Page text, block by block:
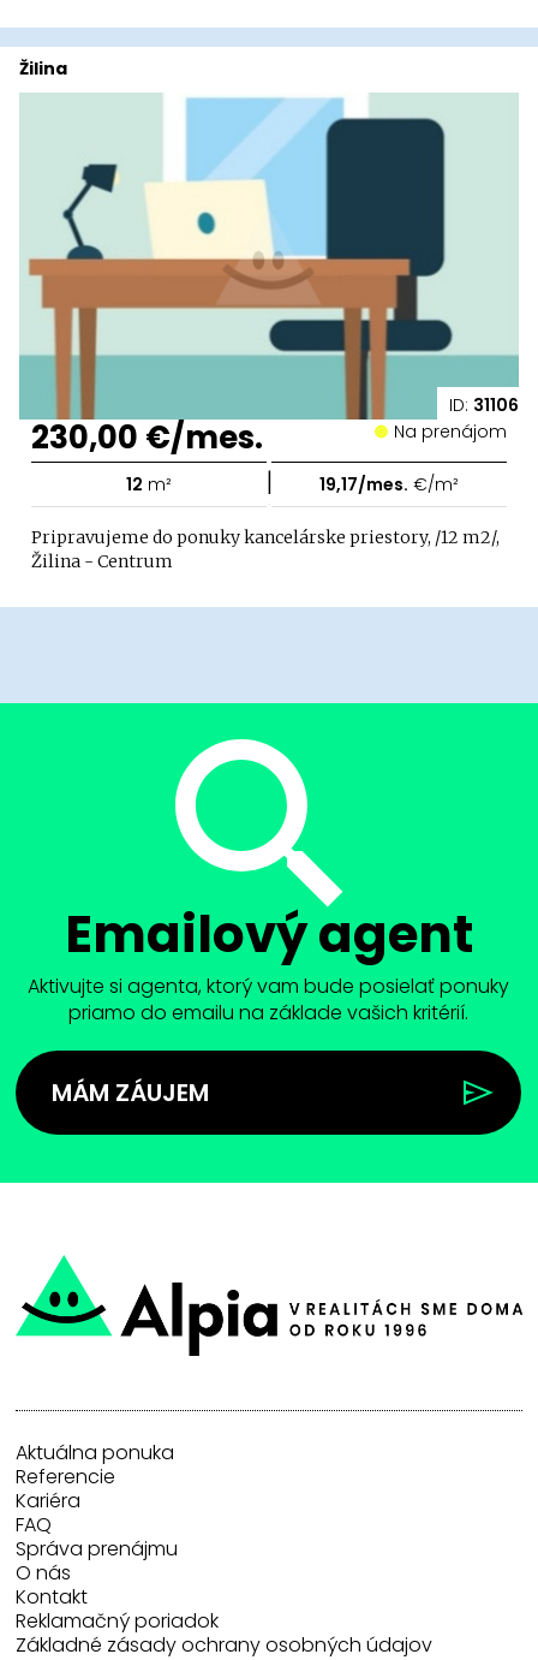
ID: 31106
Žilina
230,00 €/mes. Na prenájom
12 m² | 19,17/mes. €/m²
Pripravujeme do ponuky kancelárske priestory, /12 m2/,
Žilina - Centrum
Emailový agent
Aktivujte si agenta, ktorý vam bude posielať ponuky
priamo do emailu na základe vašich kritérií.
MÁM ZÁUJEM
Aktuálna ponuka
Referencie
Kariéra
FAQ
Správa prenájmu
O nás
Kontakt
Reklamačný poriadok
Základné zásady ochrany osobných údajov